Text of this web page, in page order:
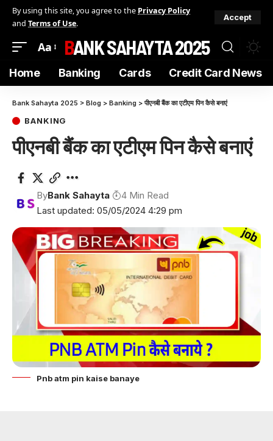
By using this site, you agree to the Privacy Policy
and Terms of Use.
Accept
Aa BANK SAHAYTA 2025
Home Banking Cards Credit Card News
Bank Sahayta 2025 > Blog > Banking >पीएनबी बैंक का एटीएम पिन कैसे बनाएं
BANKING
पीएनबी बैंक का एटीएम पिन कैसे बनाएं
Last updated: 05/05/2024 4:29 pm
ByBank Sahayta 4 Min Read
Pnb atm pin kaise banaye